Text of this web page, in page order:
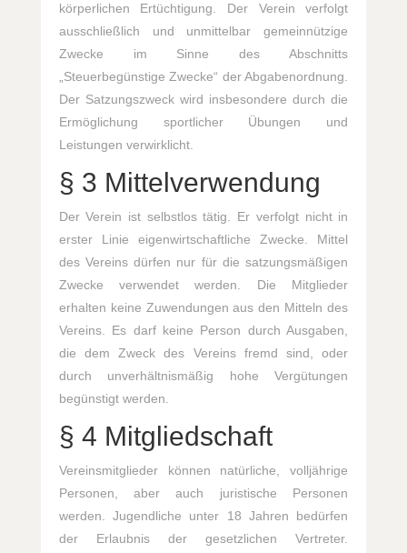
körperlichen Ertüchtigung. Der Verein verfolgt
ausschließlich und unmittelbar gemeinnützige
Zwecke im Sinne des Abschnitts
„Steuerbegünstige Zwecke“ der Abgabenordnung.
Der Satzungszweck wird insbesondere durch die
Ermöglichung sportlicher Übungen und
Leistungen verwirklicht.
§ 3 Mittelverwendung
Der Verein ist selbstlos tätig. Er verfolgt nicht in
erster Linie eigenwirtschaftliche Zwecke. Mittel
des Vereins dürfen nur für die satzungsmäßigen
Zwecke verwendet werden. Die Mitglieder
erhalten keine Zuwendungen aus den Mitteln des
Vereins. Es darf keine Person durch Ausgaben,
die dem Zweck des Vereins fremd sind, oder
durch unverhältnismäßig hohe Vergütungen
begünstigt werden.
§ 4 Mitgliedschaft
Vereinsmitglieder können natürliche, volljährige
Personen, aber auch juristische Personen
werden. Jugendliche unter 18 Jahren bedürfen
der Erlaubnis der gesetzlichen Vertreter.